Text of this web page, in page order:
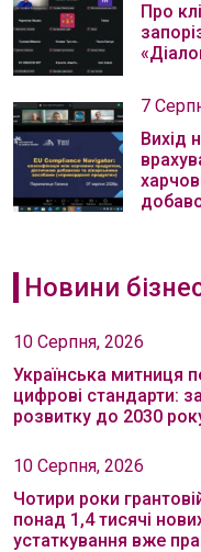
Про
7
Вихід
Новини
10 Серпня, 2026
Українська митниця
цифрові стандарти:
розвитку до 2030
10 Серпня, 2026
Чотири роки
понад 1,4 тисячі
устаткування вже